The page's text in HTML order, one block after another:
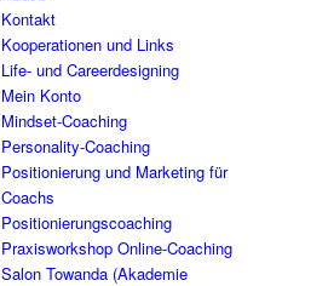
Kontakt
Kooperationen und Links
Life- und Careerdesigning
Mein Konto
Mindset-Coaching
Personality-Coaching
Positionierung und Marketing für
Coachs
Positionierungscoaching
Praxisworkshop Online-Coaching
Salon Towanda (Akademie